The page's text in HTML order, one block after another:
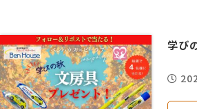
スタッフ紹介
最新ブログ
学び